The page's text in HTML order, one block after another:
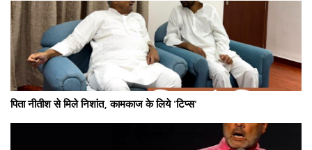
पिता नीतीश से मिले निशांत, कामकाज के लिये 'टिप्स'